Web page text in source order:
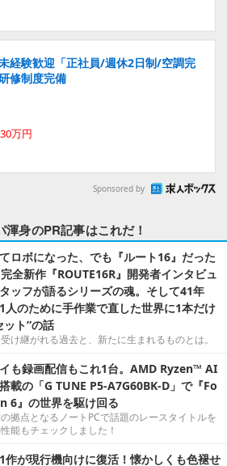
経験歓迎「正社員/週休2日制/空調完
修制度完備
万円
Sponsored by
渾身のPR記事はこれだ！
ロボになった、でも『ルート16』だった
全新作『ROUTE16R』開発者インタビュ
ッフが語るシリーズの魂。そして41年
人のために手作業で直した世界に1本だけ
ット”の話
け継がれる過去と、新たに生まれるものとは。
も録画配信もこれ1台。AMD Ryzen™ AI
載の「G TUNE P5-A7G60BK-D」で『Fo
6』の世界を駆け回る
拠点となるノートPCで話題のレースタイトルを
能もチェックしました！
作が現行機向けに復活！懐かしくも色褪せ